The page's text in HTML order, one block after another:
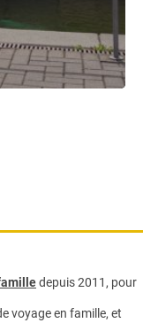
depuis 2011, pour
voyage en famille, et